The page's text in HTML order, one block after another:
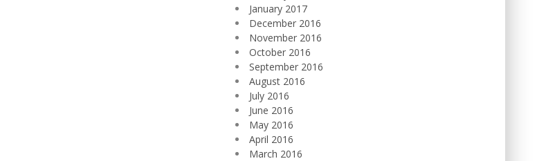
January 2017
December 2016
November 2016
October 2016
September 2016
August 2016
July 2016
June 2016
May 2016
April 2016
March 2016